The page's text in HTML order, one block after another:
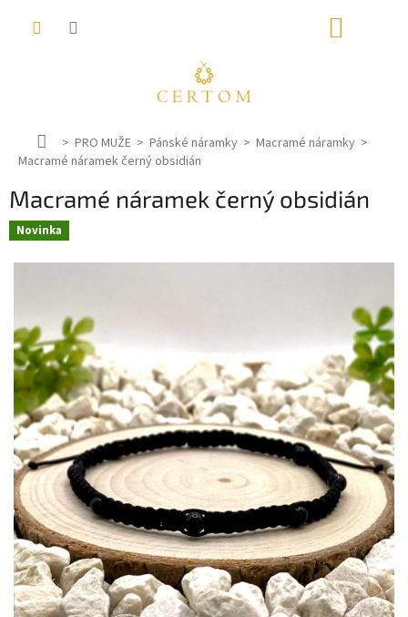
D
o
ů
PRO MUŽE Pánské náramky
Macramé náramky
Macramé náramek černý obsidián
Macramé náramek černý obsidián
Novinka